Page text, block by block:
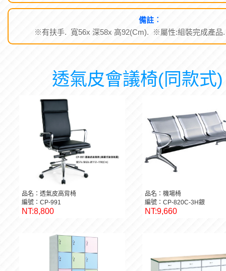
備註︰
※有扶手. 寬56x 深58x 高92(Cm). ※屬性:組裝完成產品.
透氣皮會議椅(同款式)
品名：透氣皮高背椅
編號：CP-991
NT:8,800
品名：機場椅
編號：CP-820C-3H銀
NT:9,660